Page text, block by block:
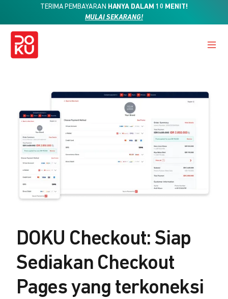
TERIMA PEMBAYARAN HANYA DALAM 10 MENIT!
MULAI SEKARANG!
DOKU Checkout: Siap
Sediakan Checkout
Pages yang terkoneksi